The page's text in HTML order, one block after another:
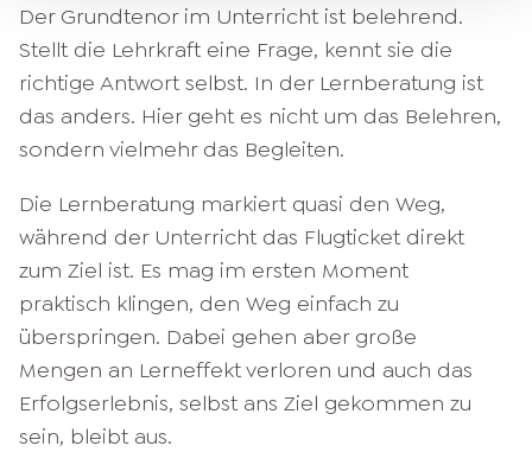
Der Grundtenor im Unterricht ist belehrend.
Stellt die Lehrkraft eine Frage, kennt sie die
richtige Antwort selbst. In der Lernberatung ist
das anders. Hier geht es nicht um das Belehren,
sondern vielmehr das Begleiten.
Die Lernberatung markiert quasi den Weg,
während der Unterricht das Flugticket direkt
zum Ziel ist. Es mag im ersten Moment
praktisch klingen, den Weg einfach zu
überspringen. Dabei gehen aber große
Mengen an Lerneffekt verloren und auch das
Erfolgserlebnis, selbst ans Ziel gekommen zu
sein, bleibt aus.